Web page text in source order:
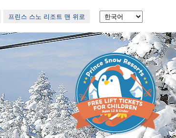
프린스 스노 리조트 맨 위로